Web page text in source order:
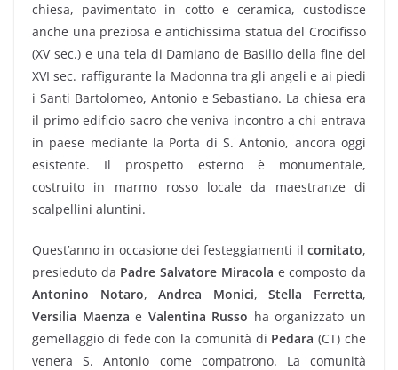
chiesa, pavimentato in cotto e ceramica, custodisce
anche una preziosa e antichissima statua del Crocifisso
(XV sec.) e una tela di Damiano de Basilio della fine del
XVI sec. raffigurante la Madonna tra gli angeli e ai piedi
i Santi Bartolomeo, Antonio e Sebastiano. La chiesa era
il primo edificio sacro che veniva incontro a chi entrava
in paese mediante la Porta di S. Antonio, ancora oggi
esistente. Il prospetto esterno è monumentale,
costruito in marmo rosso locale da maestranze di
scalpellini aluntini.
Quest’anno in occasione dei festeggiamenti il comitato,
presieduto da Padre Salvatore Miracola e composto da
Antonino Notaro,Andrea Monici,Stella Ferretta,
Versilia Maenza e Valentina Russo ha organizzato un
gemellaggio di fede con la comunità di Pedara (CT) che
venera S. Antonio come compatrono. La comunità